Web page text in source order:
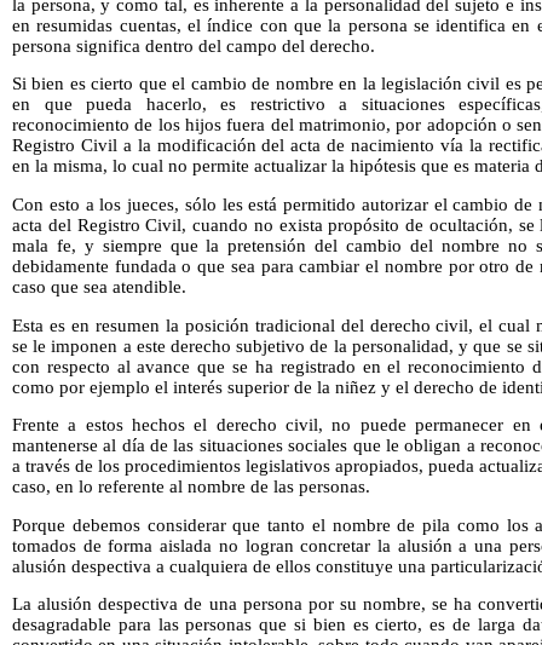
la persona, y como tal, es inherente a la personalidad del sujeto e
en resumidas cuentas, el índice con que la persona se identifica
persona significa dentro del campo del derecho.
Si bien es cierto que el cambio de nombre en la legislación civil es
en que pueda hacerlo, es restrictivo a situaciones
reconocimiento de los hijos fuera del matrimonio, por adopción o
Registro Civil a la modificación del acta de nacimiento vía la
en la misma, lo cual no permite actualizar la hipótesis que es materia
Con esto a los jueces, sólo les está permitido autorizar el cambio
acta del Registro Civil, cuando no exista propósito de ocultación, se
mala fe, y siempre que la pretensión del cambio del nombre no
debidamente fundada o que sea para cambiar el nombre por otro
caso que sea atendible.
Esta es en resumen la posición tradicional del derecho civil, el cual
se le imponen a este derecho subjetivo de la personalidad, y que se
con respecto al avance que se ha registrado en el reconocimiento
como por ejemplo el interés superior de la niñez y el derecho de
Frente a estos hechos el derecho civil, no puede permanecer
mantenerse al día de las situaciones sociales que le obligan a
a través de los procedimientos legislativos apropiados, pueda
caso, en lo referente al nombre de las personas.
Porque debemos considerar que tanto el nombre de pila como los
tomados de forma aislada no logran concretar la alusión a una
alusión despectiva a cualquiera de ellos constituye una
La alusión despectiva de una persona por su nombre, se ha
desagradable para las personas que si bien es cierto, es de larga